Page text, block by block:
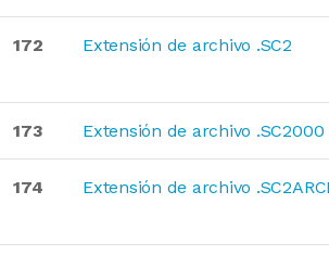
172 Extensión de archivo .SC2
173 Extensión de archivo .SC2000
174 Extensión de archivo